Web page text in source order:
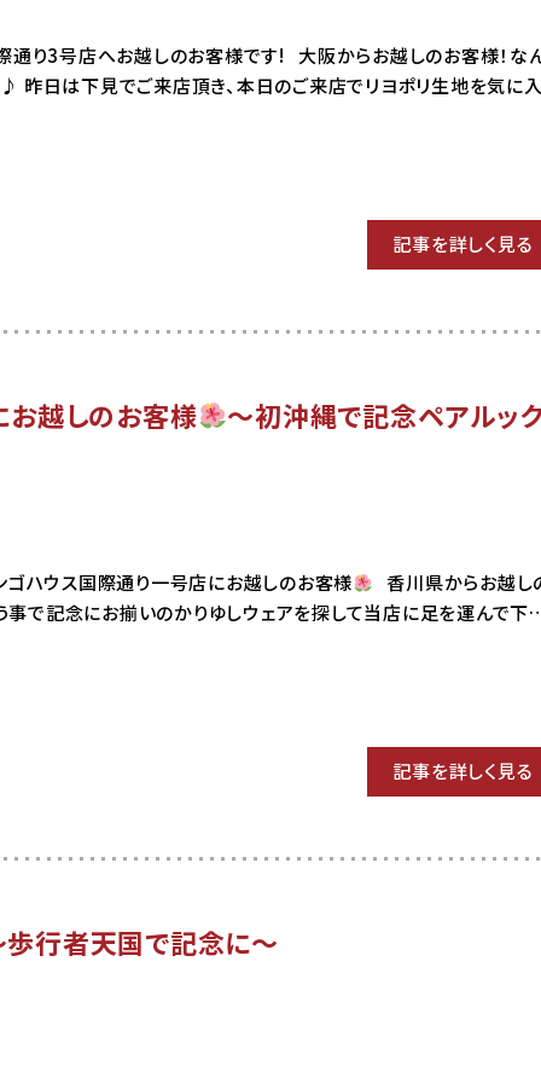
り3号店へお越しのお客様です! 大阪からお越しのお客様！な
昨日は下見でご来店頂き、本日のご来店でリヨポリ生地を気に入
記事を詳しく見る
お越しのお客様 ～初沖縄で記念ペアルッ
ハウス国際通り一号店にお越しのお客様
香川県からお越し
で記念にお揃いのかりゆしウェアを探して当店に足を運んで
記事を詳しく見る
歩行者天国で記念に～